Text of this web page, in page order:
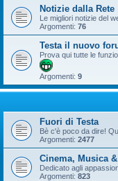
Notizie dalla Rete
Le migliori notizie del
Argomenti: 76
Testa il nuovo
Prova qui tutte le
Argomenti: 9
Fuori di Testa
Bè c'è poco da dire!
Argomenti: 2477
Cinema, Musica
Dedicato agli
Argomenti: 823